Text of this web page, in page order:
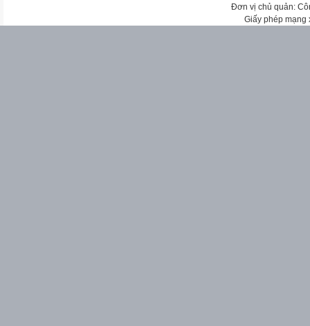
Đơn vị chủ quản:
Giấy phép mạng